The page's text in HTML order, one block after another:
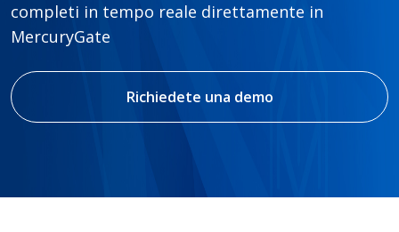
completi in tempo reale direttamente in
MercuryGate
Richiedete una demo